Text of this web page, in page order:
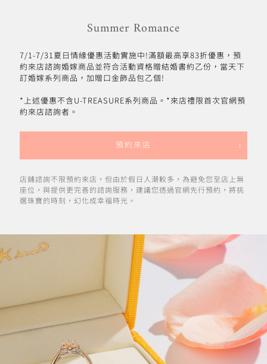
Summer Romance
7/1-7/31夏日情緣優惠活動實施中!滿額最高享83折優惠，預
約來店諮詢婚嫁商品並符合活動資格贈結婚書約乙份，當天下
訂婚嫁系列商品，加贈口金飾品包乙個!
*上述優惠不含U-TREASURE系列商品。*來店禮限首次官網預
約來店諮詢者。
預約來店
店鋪諮詢不限預約來店，但由於假日人潮較多，為避免您至店上無
座位，與提供更完善的諮詢服務，建議您透過官網先行預約，將挑
選珠寶的時刻，幻化成幸福時光。